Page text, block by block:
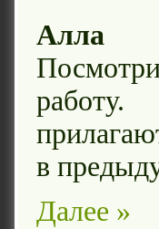
Алла
в
Далее »